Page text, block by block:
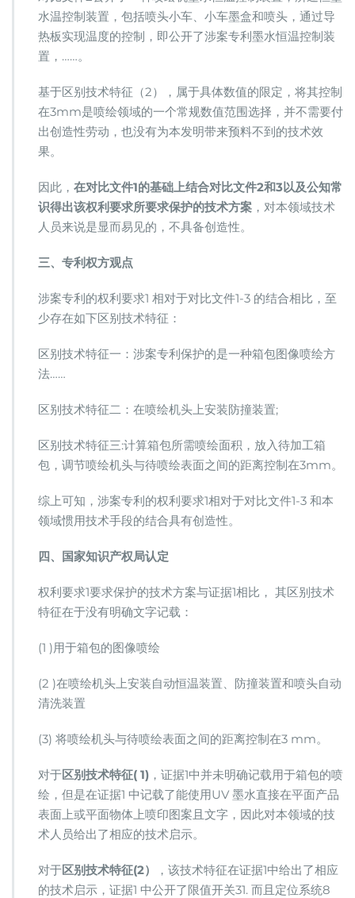
水温控制装置，包括喷头小车、小车墨盒和喷头，通过导
热板实现温度的控制，即公开了涉案专利墨水恒温控制装
置，……。
基于区别技术特征（2），属于具体数值的限定，将其控制
在3mm是喷绘领域的一个常规数值范围选择，并不需要付
出创造性劳动，也没有为本发明带来预料不到的技术效
果。
因此， 在对比文件1的基础上结合对比文件2和3以及公知常
识得出该权利要求所要求保护的技术方案 ，对本领域技术
人员来说是显而易见的，不具备创造性。
三、专利权方观点
涉案专利的权利要求1 相对于对比文件1-3 的结合相比，至
少存在如下区别技术特征：
区别技术特征一：涉案专利保护的是一种箱包图像喷绘方
法……
区别技术特征二：在喷绘机头上安装防撞装置;
区别技术特征三:计算箱包所需喷绘面积，放入待加工箱
包，调节喷绘机头与待喷绘表面之间的距离控制在3mm。
综上可知，涉案专利的权利要求1相对于对比文件1-3 和本
领域惯用技术手段的结合具有创造性。
四、国家知识产权局认定
权利要求1要求保护的技术方案与证据1相比， 其区别技术
特征在于没有明确文字记载：
(1 )用于箱包的图像喷绘
(2 )在喷绘机头上安装自动恒温装置、防撞装置和喷头自动
清洗装置
(3) 将喷绘机头与待喷绘表面之间的距离控制在3 mm。
对于区别技术特征( 1) ，证据1中并未明确记载用于箱包的喷
绘，但是在证据1 中记载了能使用UV 墨水直接在平面产品
表面上或平面物体上喷印图案且文字，因此对本领域的技
术人员给出了相应的技术启示。
对于区别技术特征(2）
，该技术特征在证据1中给出了相应
的技术启示，证据1 中公开了限值开关31. 而且定位系统8